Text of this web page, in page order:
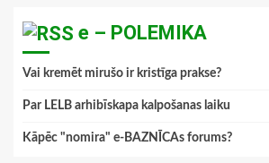
e – POLEMIKA
Vai kremēt mirušo ir kristīga prakse?
Par LELB arhibīskapa kalpošanas laiku
Kāpēc "nomira" e-BAZNĪCAs forums?